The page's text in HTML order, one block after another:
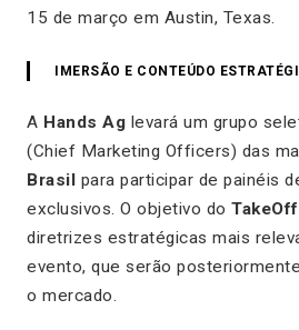
15 de março em Austin, Texas.
IMERSÃO E CONTEÚDO
A Hands Ag levará um grupo
(Chief Marketing Officers) das
Brasil para participar de painéis
exclusivos. O objetivo do TakeOff
diretrizes estratégicas mais
evento, que serão
o mercado.